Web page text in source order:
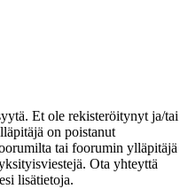
Et ole rekisteröitynyt ja/tai
on poistanut
tai foorumin ylläpitäjä
Ota yhteyttä
lisätietoja.